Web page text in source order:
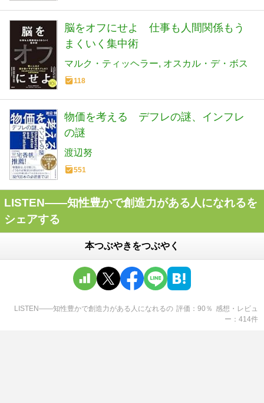
脳をオフにせよ 仕事も人間関係もう
まくいく集中術
マルク・ティッヘラー オスカル・デ・ボス
118
物価を考える デフレの謎、インフレ
の謎
渡辺努
551
LISTEN――知性豊かで創造力がある人になれるを
シェアする
本つぶやきをつぶやく
LISTEN――知性豊かで創造力がある人になれるの 評価 90 ％ 感想・レビュ
ー
414件